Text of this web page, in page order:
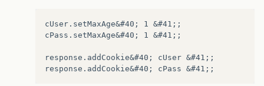
cUser.setMaxAge&#40; 1 &#41;;
cPass.setMaxAge&#40; 1 &#41;;
response.addCookie&#40; cUser &#41;;